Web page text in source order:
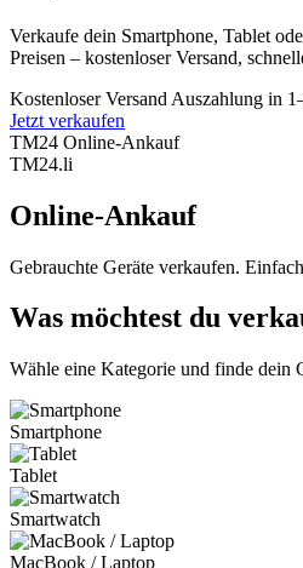
Verkaufe dein Smartphone, Tablet
Preisen – kostenloser Versand,
Kostenloser Versand Auszahlung in
Jetzt verkaufen
TM24 Online-Ankauf
TM24.li
Online-Ankauf
Gebrauchte Geräte verkaufen.
Was möchtest du
Wähle eine Kategorie und finde dein
Smartphone
Tablet
Smartwatch
MacBook / Laptop